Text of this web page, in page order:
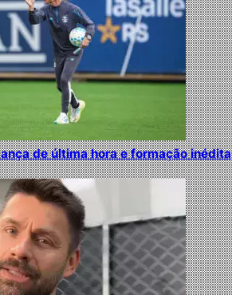
de última hora e formação inédita